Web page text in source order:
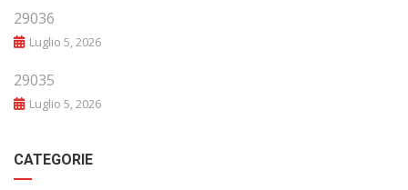
29036
Luglio 5, 2026
29035
Luglio 5, 2026
CATEGORIE